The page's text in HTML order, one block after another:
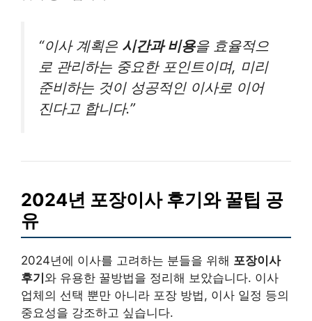
“이사 계획은 시간과 비용을 효율적으
로 관리하는 중요한 포인트이며, 미리
준비하는 것이 성공적인 이사로 이어
진다고 합니다.”
2024년 포장이사 후기와 꿀팁 공
유
2024년에 이사를 고려하는 분들을 위해 포장이사
후기와 유용한 꿀방법을 정리해 보았습니다. 이사
업체의 선택 뿐만 아니라 포장 방법, 이사 일정 등의
중요성을 강조하고 싶습니다.